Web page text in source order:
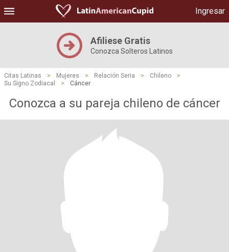
Ingresar
Afiliese Gratis
Conozca Solteros Latinos
Citas Latinas > Mujeres > Relación Seria > Chileno
>
Su Signo Zodiacal
> Cáncer
Conozca a su pareja chileno de cáncer